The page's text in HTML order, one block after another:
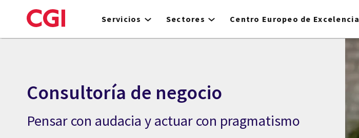
to
Servicios Sectores Centro Europeo de Excelencia
Consultoría de negocio
Pensar con audacia y actuar con pragmatismo